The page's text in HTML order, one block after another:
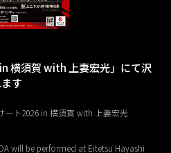
横須賀 with 上妻宏光」にて沢
す
ート2026 in 横須賀 with 上妻宏光
will be performed at Eitetsu Hayashi